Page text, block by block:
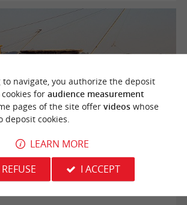
fleurie
to navigate, you authorize the deposit
for audience measurement
pages of the site offer videoswhose
deposit cookies.
LEARN MORE
REFUSE
I ACCEPT